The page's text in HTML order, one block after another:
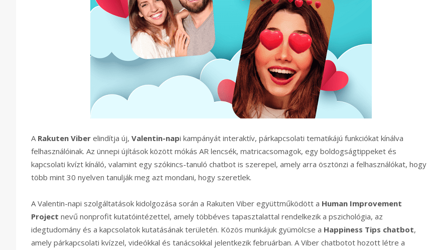
A Rakuten Viber elindítja új, Valentin-napi kampányát interaktív, párkapcsolati tematikájú funkciókat kínálva
felhasználóinak. Az ünnepi újítások között mókás AR lencsék, matricacsomagok, egy boldogságtippeket és
kapcsolati kvízt kínáló, valamint egy szókincs-tanuló chatbot is szerepel, amely arra ösztönzi a felhasználókat, hogy
több mint 30 nyelven tanulják meg azt mondani, hogy szeretlek.
A Valentin-napi szolgáltatások kidolgozása során a Rakuten Viber együttműködött a Human Improvement
Project nevű nonprofit kutatóintézettel, amely többéves tapasztalattal rendelkezik a pszichológia, az
idegtudomány és a kapcsolatok kutatásának területén. Közös munkájuk gyümölcse a Happiness Tips chatbot,
amely párkapcsolati kvízzel, videókkal és tanácsokkal jelentkezik februárban. A Viber chatbotot hozott létre a